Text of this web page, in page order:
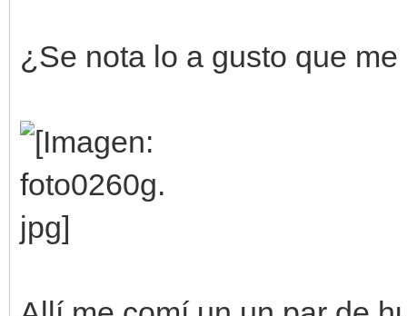
¿Se nota lo a gusto que